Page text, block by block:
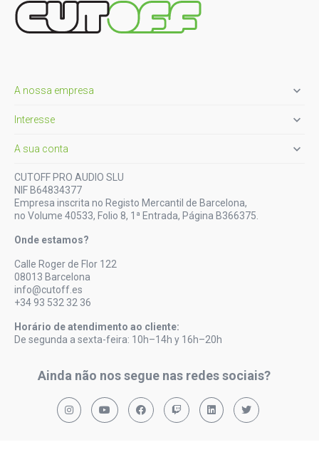
A nossa empresa 
Interesse 
A sua conta 
CUTOFF PRO AUDIO SLU
NIF B64834377
Empresa inscrita no Registo Mercantil de Barcelona,
no Volume 40533, Folio 8, 1ª Entrada, Página B366375.
Onde estamos?
Calle Roger de Flor 122
08013 Barcelona
info@cutoff.es
+34 93 532 32 36
Horário de atendimento ao cliente:
De segunda a sexta-feira: 10h–14h y 16h–20h
Ainda não nos segue nas redes sociais?